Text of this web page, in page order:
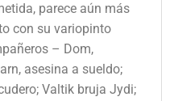
parece aún más
con su variopinto
– Dom,
asesina a sueldo;
Valtik bruja Jydi;